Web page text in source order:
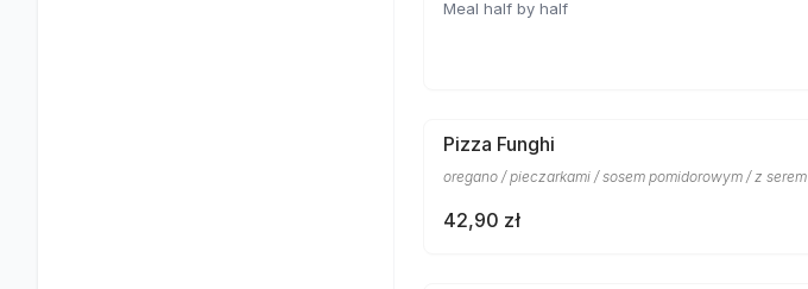
Meal half by half
Pizza Funghi
oregano / pieczarkami / sosem pomidorowym / z serem
42,90 zł